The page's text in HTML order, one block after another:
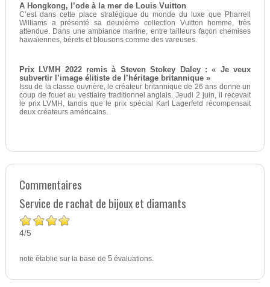
A Hongkong, l’ode à la mer de Louis Vuitton
C’est dans cette place stratégique du monde du luxe que Pharrell
Williams a présenté sa deuxième collection Vuitton homme, très
attendue. Dans une ambiance marine, entre tailleurs façon chemises
hawaïennes, bérets et blousons comme des vareuses.
Prix LVMH 2022 remis à Steven Stokey Daley : « Je veux
subvertir l’image élitiste de l’héritage britannique »
Issu de la classe ouvrière, le créateur britannique de 26 ans donne un
coup de fouet au vestiaire traditionnel anglais. Jeudi 2 juin, il recevait
le prix LVMH, tandis que le prix spécial Karl Lagerfeld récompensait
deux créateurs américains.
Commentaires
Service de rachat de bijoux et diamants
4/5
note établie sur la base de 5évaluations.